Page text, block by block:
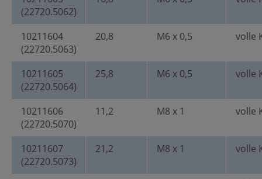
(22720.5062)
10211604
(22720.5063)
20,8 M6 x 0,5 volle
10211605
(22720.5064)
25,8 M6 x 0,5 volle
10211606
(22720.5070)
11,2 M8 x 1 volle
10211607
(22720.5073)
21,2 M8 x 1 volle